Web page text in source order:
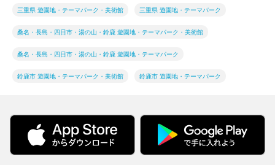
三重県 遊園地・テーマパーク・美術館 三重県 遊園地・テーマパーク
桑名・長島・四日市・湯の山・鈴鹿 遊園地・テーマパーク・美術館
桑名・長島・四日市・湯の山・鈴鹿 遊園地・テーマパーク
鈴鹿市 遊園地・テーマパーク・美術館 鈴鹿市 遊園地・テーマパーク